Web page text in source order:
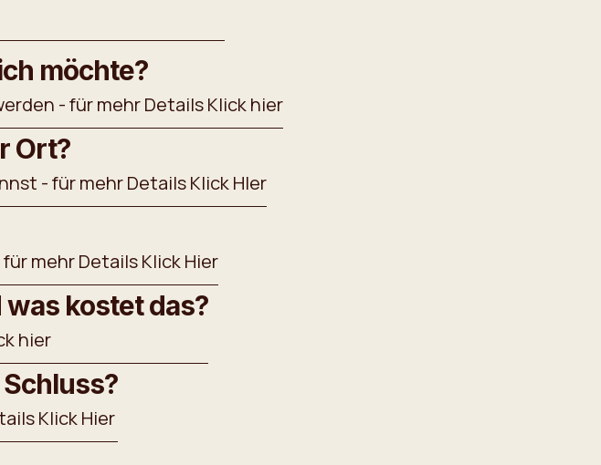
möchte?
- für mehr Details Klick hier
Ort?
- für mehr Details Klick HIer
mehr Details Klick Hier
kostet das?
hier
Klick Hier